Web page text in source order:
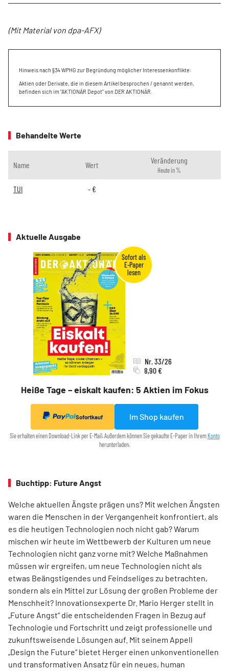
(Mit Material von dpa-AFX)
Hinweis nach §34 WPHG zur Begründung möglicher Interessenkonflikte:
Aktien oder Derivate, die in diesem Artikel besprochen / genannt werden,
befinden sich im "AKTIONÄR Depot" von DER AKTIONÄR.
Behandelte Werte
Name Wert Veränderung
Heute in %
TUI -€
Aktuelle Ausgabe
Heiße Tage – eiskalt kaufen: 5 Aktien im Fokus
Nr. 33/26
8,90 €
Sofortkauf Im Shop kaufen
Sie erhalten einen Download-Link per E-Mail. Außerdem können Sie gekaufte E-Paper in Ihrem Konto
herunterladen.
Buchtipp: Future Angst
Welche aktuellen Ängste prägen uns? Mit welchen Ängsten
waren die Menschen in der Vergangenheit konfrontiert, als
es die heutigen Technologien noch nicht gab? Warum
mischen wir heute im Wettbewerb der Kulturen um neue
Technologien nicht ganz vorne mit? Welche Maßnahmen
müssen wir ergreifen, um neue Technologien nicht als
etwas Beängstigendes und Feindseliges zu betrachten,
sondern als ein Mittel zur Lösung der großen Probleme der
Menschheit? Innovationsexperte Dr. Mario Herger stellt in
„Future Angst“ die entscheidenden Fragen in Bezug auf
Technologie und Fortschritt und zeigt professionelle und
zukunftsweisende Lösungen auf. Mit seinem Appell
„Design the Future“ bietet Herger einen unkonventionellen
und transformativen Ansatz für ein neues, human